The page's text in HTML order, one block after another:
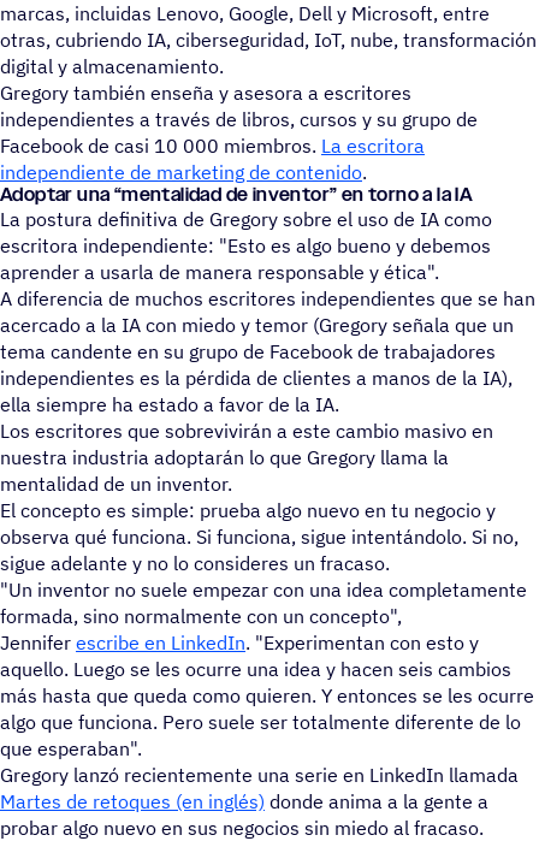
marcas, incluidas Lenovo, Google, Dell y Microsoft, entre
otras, cubriendo IA, ciberseguridad, IoT, nube, transformación
digital y almacenamiento.
Gregory también enseña y asesora a escritores
independientes a través de libros, cursos y su grupo de
Facebook de casi 10 000 miembros. La escritora
independiente de marketing de contenido.
Adoptar una“menta­li­dad de inven­tor” en torno a la IA
La postura definitiva de Gregory sobre el uso de IA como
escritora independiente: "Esto es algo bueno y debemos
aprender a usarla de manera responsable y ética".
A diferencia de muchos escritores independientes que se han
acercado a la IA con miedo y temor (Gregory señala que un
tema candente en su grupo de Facebook de trabajadores
independientes es la pérdida de clientes a manos de la IA),
ella siempre ha estado a favor de la IA.
Los escritores que sobrevivirán a este cambio masivo en
nuestra industria adoptarán lo que Gregory llama la
mentalidad de un inventor.
El concepto es simple: prueba algo nuevo en tu negocio y
observa qué funciona. Si funciona, sigue intentándolo. Si no,
sigue adelante y no lo consideres un fracaso.
"Un inventor no suele empezar con una idea completamente
formada, sino normalmente con un concepto",
Jennifer escribe en LinkedIn. "Experimentan con esto y
aquello. Luego se les ocurre una idea y hacen seis cambios
más hasta que queda como quieren. Y entonces se les ocurre
algo que funciona. Pero suele ser totalmente diferente de lo
que esperaban".
Gregory lanzó recientemente una serie en LinkedIn llamada
Martes de retoques (en inglés) donde anima a la gente a
probar algo nuevo en sus negocios sin miedo al fracaso.